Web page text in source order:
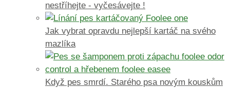
nestříhejte - vyčesávejte !
Jak vybrat opravdu nejlepší kartáč na svého
mazlíka
Když pes smrdí. Starého psa novým kouskům